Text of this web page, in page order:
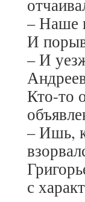
– Наше
И
– И
Кто-то
– Ишь,
с